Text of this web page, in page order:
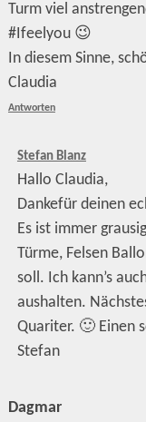
Turm viel
#Ifeelyou 😉
In diesem Sinne,
Claudia
Antworten
Stefan Blanz
Hallo Claudia,
Dankefür deinen
Es ist immer
Türme, Felsen
soll. Ich kann’s
aushalten.
Quariter. 🙂 Einen
Stefan
Dagmar